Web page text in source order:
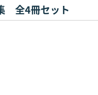
全4冊セット